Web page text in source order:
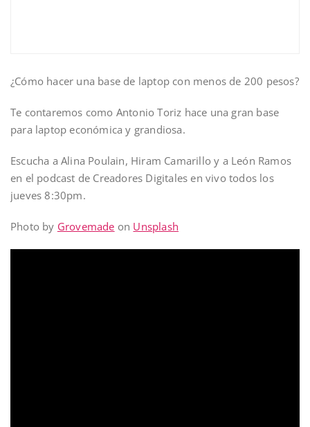
¿Cómo hacer una base de laptop con menos de 200 pesos?
Te contaremos como Antonio Toriz hace una gran base
para laptop económica y grandiosa.
Escucha a Alina Poulain, Hiram Camarillo y a León Ramos
en el podcast de Creadores Digitales en vivo todos los
jueves 8:30pm.
Photo by Grovemade on Unsplash